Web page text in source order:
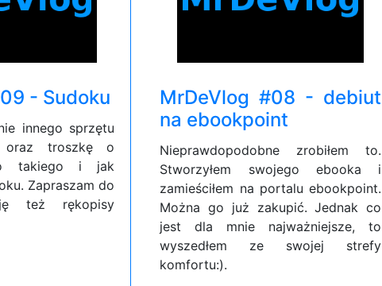
- Sudoku
innego sprzętu
oraz troszkę o
takiego i jak
Zapraszam do
też rękopisy
MrDeVlog #08 - debiut
na ebookpoint
Nieprawdopodobne zrobiłem to.
Stworzyłem swojego ebooka i
zamieściłem na portalu ebookpoint.
Można go już zakupić. Jednak co
jest dla mnie najważniejsze, to
wyszedłem ze swojej strefy
komfortu:).